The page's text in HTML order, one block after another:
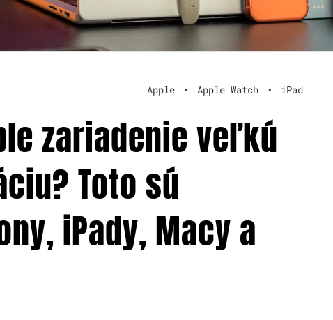
Apple • Apple Watch • iPad
zariadenie veľkú
Toto sú
iPady, Macy a